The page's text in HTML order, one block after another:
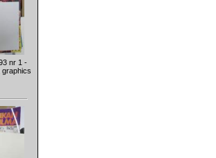
nr 1 -
graphics